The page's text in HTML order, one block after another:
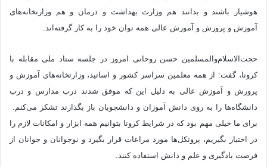
هوشیار باشند و بدانند هم وزارت بهداشت و درمان و هم وزارتخانه‌های
آموزش و پرورش و آموزش عالی همه توان خود را به کار گرفته‌اند.
حجت‌الاسلام‌والمسلمین حسن روحانی امروز در جلسه ستاد ملی مقابله با
کرونا، گفت: از همه معلمین سراسر کشور و اساتید، وزارتخانه‌های آموزش و
پرورش و آموزش عالی به دلیل این که موفق شدند درب مدارس و درب
دانشگاه‌ها را به روی دانش آموزان و دانشجویان باز بگذارند تشکر می‌کنم.
برای ما خیلی مهم بود که در شرایط کرونا بتوانیم همه ابزار و امکانات لازم را
در اختیار بگیریم، پروتکل‌ها مورد مراعات قرار بگیرد و نوجوانان و جوانان از
فرصت یادگیری و علم و دانش استفاده کنند.